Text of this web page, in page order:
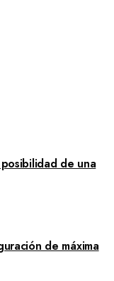
de una
de máxima